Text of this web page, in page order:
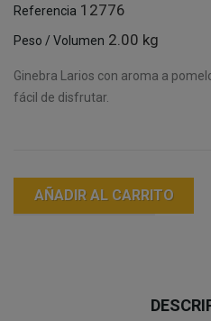
Referencia 12776
Peso / Volumen 2.00 kg
Ginebra Larios con aroma a
fácil de disfrutar.
AÑADIR AL CARRITO